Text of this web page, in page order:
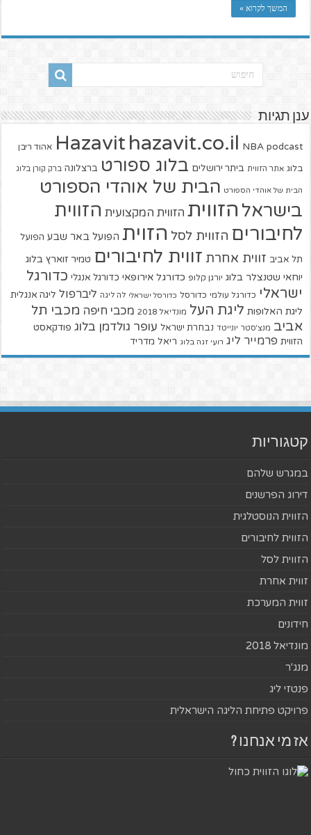
המשך לקרוא »
ענן תגיות
Hazavit hazavit.co.il NBA podcast אהוד ריבן
בלוג אתר הזווית ביתר ירושלים בלוג ספורט ברצלונה ברק קורן בלוג
הבית של אוהדי הספורט הבית של אוהדי הספורט
בישראל הזווית הזווית המקצועית הזווית
לחיבורים הזווית לסל הזוית הפועל באר שבע הפועל
תל אביב זווית אחרת זווית לחיבורים טמיר זוארץ בלוג
יוחאי שטנצלר בלוג יורגן קלופ כדורגל אירופאי כדורגל אנגלי כדורגל
ישראלי כדורגל עולמי כדורסל כדורסל ישראלי לה ליגה ליברפול ליגה אנגלית
ליגת האלופות ליגת העל מונדיאל 2018 מכבי חיפה מכבי תל
אביב מנצ'סטר יונייטד נבחרת ישראל עופר גולדמן בלוג פודקאסט
הזווית פרמייר ליג רועי זגה בלוג ריאל מדריד
קטגוריות
במגרש שלהם
דירוג הפרשנים
הזווית הנוסטלגית
הזווית לחיבורים
הזווית לסל
זווית אחרת
זווית המערכת
חידונים
מונדיאל 2018
מנג'ר
פנטזי ליג
פרויקט פתיחת הליגה הישראלית
אז מי אנחנו ?